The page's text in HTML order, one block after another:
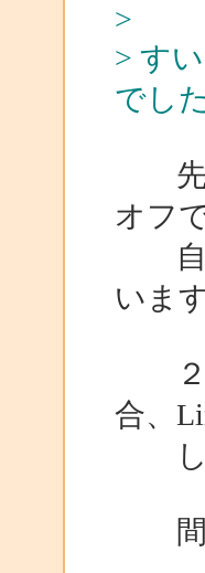
>
> す
でした
先
オフ
自
いま
２
合、
した
間